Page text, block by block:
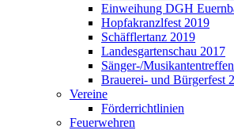
Einweihung DGH
Hopfakranzlfest 2019
Schäfflertanz 2019
Landesgartenschau 2017
Sänger-/
Brauerei- und Bürgerfest
Vereine
Förderrichtlinien
Feuerwehren